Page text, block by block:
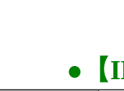
●【